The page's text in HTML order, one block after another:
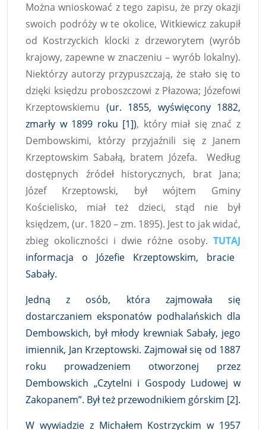
Można wnioskować z tego zapisu, że przy okazji
swoich podróży w te okolice, Witkiewicz zakupił
od Kostrzyckich klocki z drzeworytem (wyrób
krajowy, zapewne w znaczeniu – wyrób lokalny).
Niektórzy autorzy przypuszczają, że stało się to
dzięki księdzu proboszczowi z Płazowa; Józefowi
Krzeptowskiemu (ur. 1855, wyświęcony 1882,
zmarły w 1899 roku [1]), który miał się znać z
Dembowskimi, którzy przyjaźnili się z Janem
Krzeptowskim Sabałą, bratem Józefa. Według
dostępnych źródeł historycznych, brat Jana;
Józef Krzeptowski, był wójtem Gminy
Kościelisko, miał też dzieci, stąd nie był
księdzem, (ur. 1820 – zm. 1895). Jest to jak widać,
zbieg okoliczności i dwie różne osoby. TUTAJ
informacja o Józefie Krzeptowskim, bracie
Sabały.
Jedną z osób, która zajmowała się
dostarczaniem eksponatów podhalańskich dla
Dembowskich, był młody krewniak Sabały, jego
imiennik, Jan Krzeptowski. Zajmował się od 1887
roku prowadzeniem otworzonej przez
Dembowskich „Czytelni i Gospody Ludowej w
Zakopanem”. Był też przewodnikiem górskim [2].
W wywiadzie z Michałem Kostrzyckim w 1957